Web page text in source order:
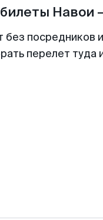
Навои
без
перелет туда